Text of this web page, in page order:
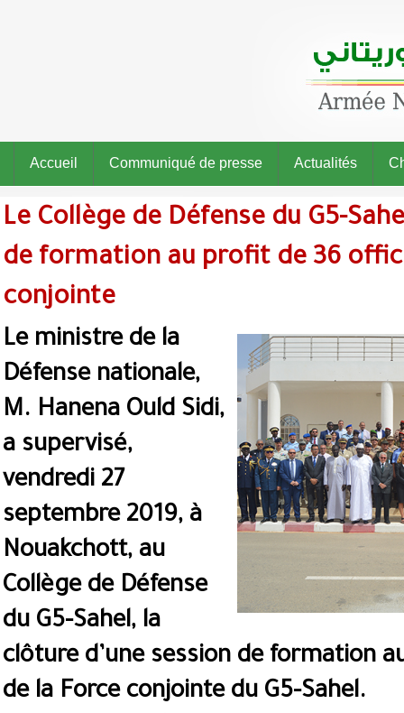
Accueil Communiqué de presse Actualités
Le Collège de Défense du G5-
de formation au profit de 36
conjointe
Le ministre de la
Défense nationale,
M. Hanena Ould Sidi,
a supervisé,
vendredi 27
septembre 2019, à
Nouakchott, au
Collège de Défense
du G5-Sahel, la
clôture d’une session de formation
de la Force conjointe du G5-Sahel.